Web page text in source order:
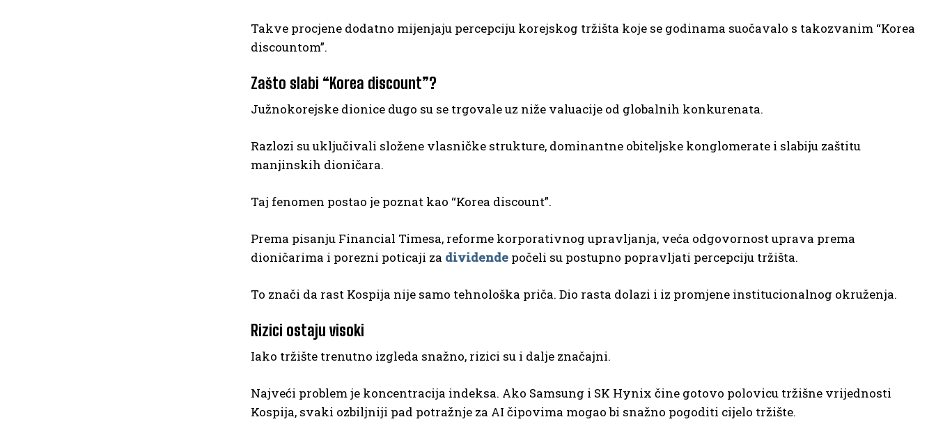
Takve procjene dodatno mijenjaju percepciju korejskog tržišta koje se godinama suočavalo s takozvanim “Korea
discountom”.
Zašto slabi “Korea discount”?
Južnokorejske dionice dugo su se trgovale uz niže valuacije od globalnih konkurenata.
Razlozi su uključivali složene vlasničke strukture, dominantne obiteljske konglomerate i slabiju zaštitu
manjinskih dioničara.
Taj fenomen postao je poznat kao “Korea discount”.
Prema pisanju Financial Timesa, reforme korporativnog upravljanja, veća odgovornost uprava prema
dioničarima i porezni poticaji za dividende počeli su postupno popravljati percepciju tržišta.
To znači da rast Kospija nije samo tehnološka priča. Dio rasta dolazi i iz promjene institucionalnog okruženja.
Rizici ostaju visoki
Iako tržište trenutno izgleda snažno, rizici su i dalje značajni.
Najveći problem je koncentracija indeksa. Ako Samsung i SK Hynix čine gotovo polovicu tržišne vrijednosti
Kospija, svaki ozbiljniji pad potražnje za AI čipovima mogao bi snažno pogoditi cijelo tržište.